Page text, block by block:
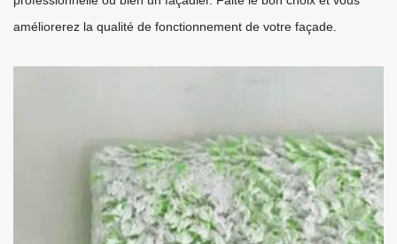
améliorerez la qualité de fonctionnement de votre façade.